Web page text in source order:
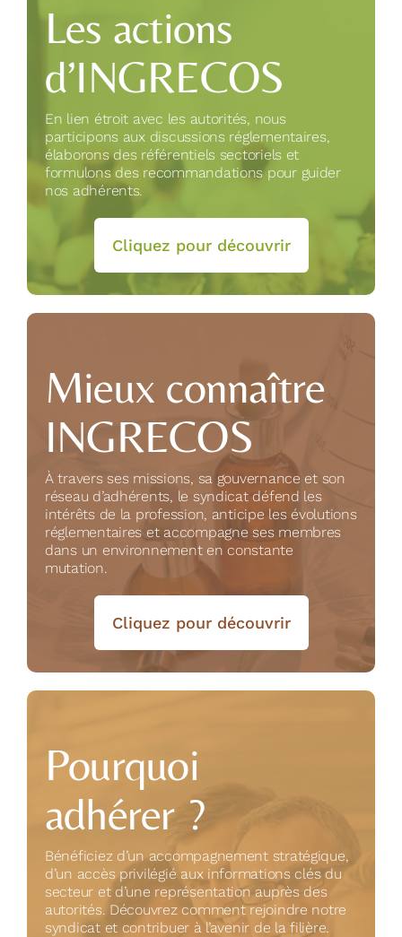
Les actions
d’INGRECOS
En lien étroit avec les autorités, nous
participons aux discussions réglementaires,
élaborons des référentiels sectoriels et
formulons des recommandations pour guider
nos adhérents.
Cliquez pour découvrir
Mieux connaître
INGRECOS
À travers ses missions, sa gouvernance et son
réseau d’adhérents, le syndicat défend les
intérêts de la profession, anticipe les évolutions
réglementaires et accompagne ses membres
dans un environnement en constante
mutation.
Cliquez pour découvrir
Pourquoi
adhérer ?
Bénéficiez d’un accompagnement stratégique,
d’un accès privilégié aux informations clés du
secteur et d’une représentation auprès des
autorités. Découvrez comment rejoindre notre
syndicat et contribuer à l’avenir de la filière.